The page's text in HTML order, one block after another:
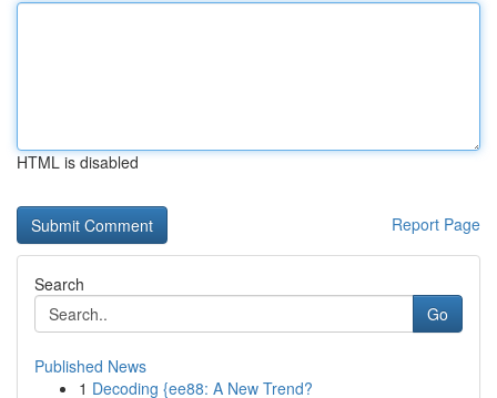
HTML is disabled
Report Page
Search
Go
Published News
1 Decoding {ee88: A New Trend?